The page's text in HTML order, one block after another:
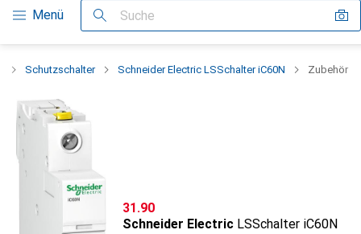
Navigation nach Kategorien
Menü Suche
Schutzschalter Schneider Electric LSSchalter iC60N Zubehör
CHF
31.90
Schneider Electric LSSchalter iC60N